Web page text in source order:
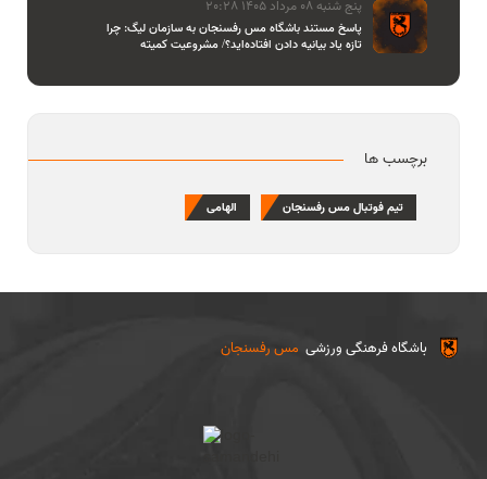
پنج شنبه 08 مرداد 1405 20:28
پاسخ مستند باشگاه مس رفسنجان به سازمان لیگ: چرا
تازه یاد بیانیه دادن افتاده‌اید؟/ مشروعیت کمیته
برچسب ها
تیم فوتبال مس رفسنجان الهامی
مس رفسنجان باشگاه فرهنگی ورزشی